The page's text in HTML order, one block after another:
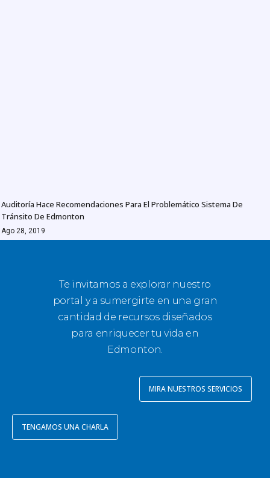
Auditoría Hace Recomendaciones Para El Problemático Sistema De
Tránsito De Edmonton
Ago 28, 2019
Te invitamos a explorar nuestro
portal y a sumergirte en una gran
cantidad de recursos diseñados
para enriquecer tu vida en
Edmonton.
MIRA NUESTROS SERVICIOS
TENGAMOS UNA CHARLA